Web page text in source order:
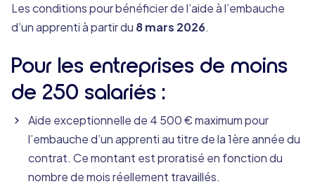
Les conditions pour bénéficier de l’aide à l’embauche
d’un apprenti à partir du 8 mars 2026.
Pour les entreprises de moins
de 250 salariés :
Aide exceptionnelle de 4 500 € maximum pour
l’embauche d’un apprenti au titre de la 1ère année du
contrat. Ce montant est proratisé en fonction du
nombre de mois réellement travaillés.